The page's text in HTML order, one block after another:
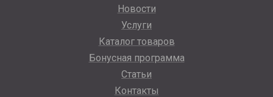
Новости
Услуги
Каталог товаров
Бонусная программа
Статьи
Контакты